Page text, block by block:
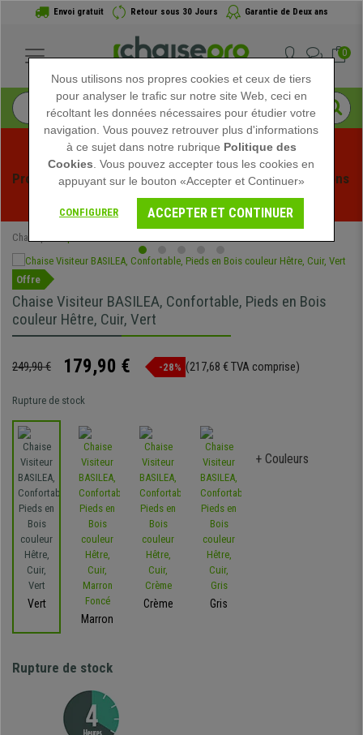
Envoi gratuit Retour sous 30 Jours Garantie de Deux ans
0
Profitez des soldes d'été chez Chaisepro ! Des réductions
exclusives pour une durée limitée - Voir l'offre
Chaisepro
Offre
Chaise Visiteur BASILEA, Confortable, Pieds en Bois
couleur Hêtre, Cuir, Vert
249,90 € 179,90 € -28% (217,68 € TVA comprise)
Rupture de stock
Vert
Marron
Crème Gris
+ Couleurs
Rupture de stock
Nous utilisons nos propres cookies et ceux de tiers
pour analyser le trafic sur notre site Web, ceci en
récoltant les données nécessaires pour étudier votre
navigation. Vous pouvez retrouver plus d'informations
à ce sujet dans notre rubrique Politique des
Cookies . Vous pouvez accepter tous les cookies en
appuyant sur le bouton «Accepter et Continuer»
CONFIGURER ACCEPTER ET CONTINUER